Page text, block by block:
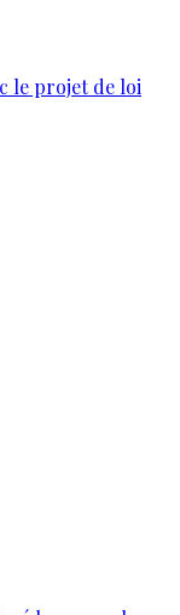
le projet de loi